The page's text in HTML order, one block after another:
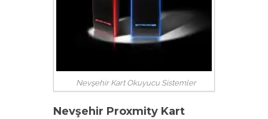
Nevşehir Kart Okuyucu Sistemler
Nevşehir Proxmity Kart